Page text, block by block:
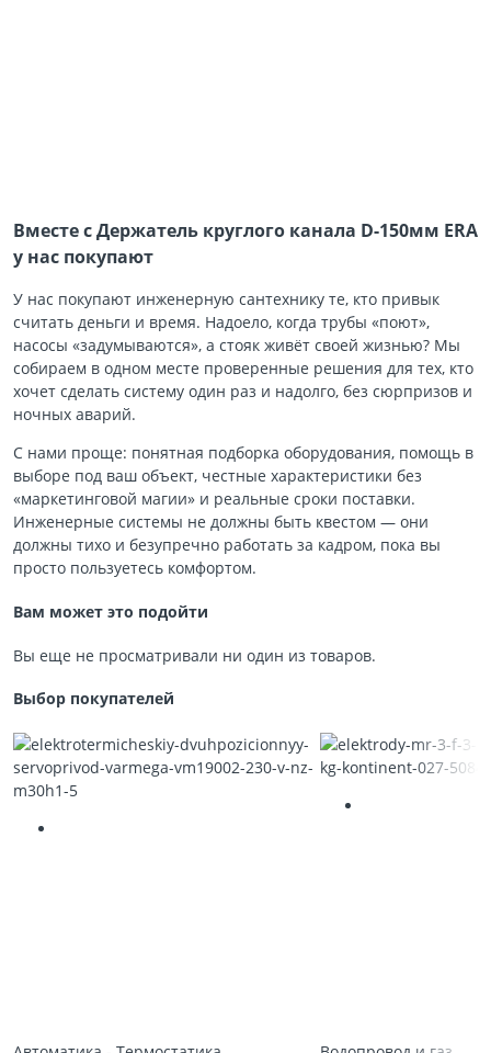
Вместе с Держатель круглого канала D-150мм ERA
у нас покупают
У нас покупают инженерную сантехнику те, кто привык
считать деньги и время. Надоело, когда трубы «поют»,
насосы «задумываются», а стояк живёт своей жизнью? Мы
собираем в одном месте проверенные решения для тех, кто
хочет сделать систему один раз и надолго, без сюрпризов и
ночных аварий.
С нами проще: понятная подборка оборудования, помощь в
выборе под ваш объект, честные характеристики без
«маркетинговой магии» и реальные сроки поставки.
Инженерные системы не должны быть квестом — они
должны тихо и безупречно работать за кадром, пока вы
просто пользуетесь комфортом.
Вам может это подойти
Вы еще не просматривали ни один из товаров.
Выбор покупателей